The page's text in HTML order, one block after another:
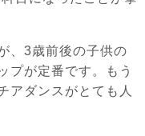
、3歳前後の子供の
プが定番です。もう
アダンスがとても人